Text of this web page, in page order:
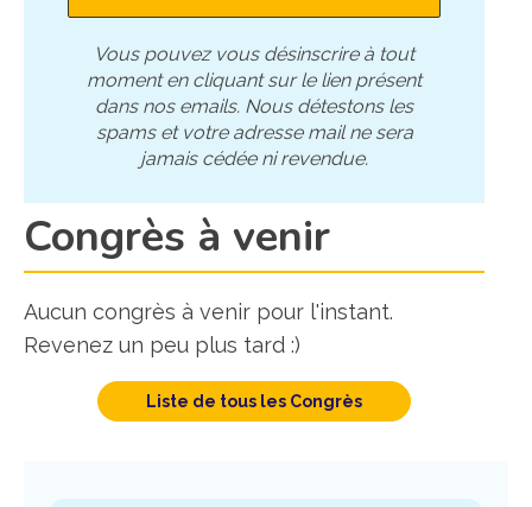
Vous pouvez vous désinscrire à tout
moment en cliquant sur le lien présent
dans nos emails. Nous détestons les
spams et votre adresse mail ne sera
jamais cédée ni revendue.
Congrès à venir
Aucun congrès à venir pour l'instant.
Revenez un peu plus tard :)
Liste de tous les Congrès